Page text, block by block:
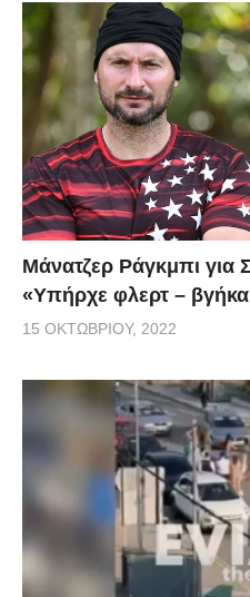
Μάνατζερ Ράγκμπι για
«Υπήρχε φλερτ –
15 ΟΚΤΩΒΡΊΟΥ, 2022